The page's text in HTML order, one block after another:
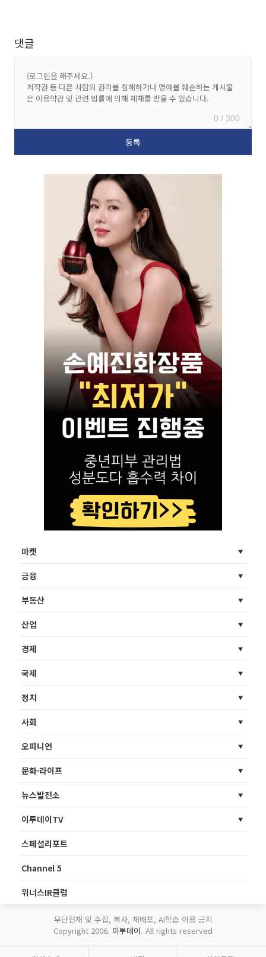
댓글
0 / 300
마켓
금융
부동산
산업
경제
국제
정치
사회
오피니언
문화·라이프
뉴스발전소
이투데이TV
스페셜리포트
Channel 5
위너스IR클럽
무단전재 및 수집, 복사, 재배포, AI학습 이용 금지
Copyright 2006. 이투데이. All rights reserved